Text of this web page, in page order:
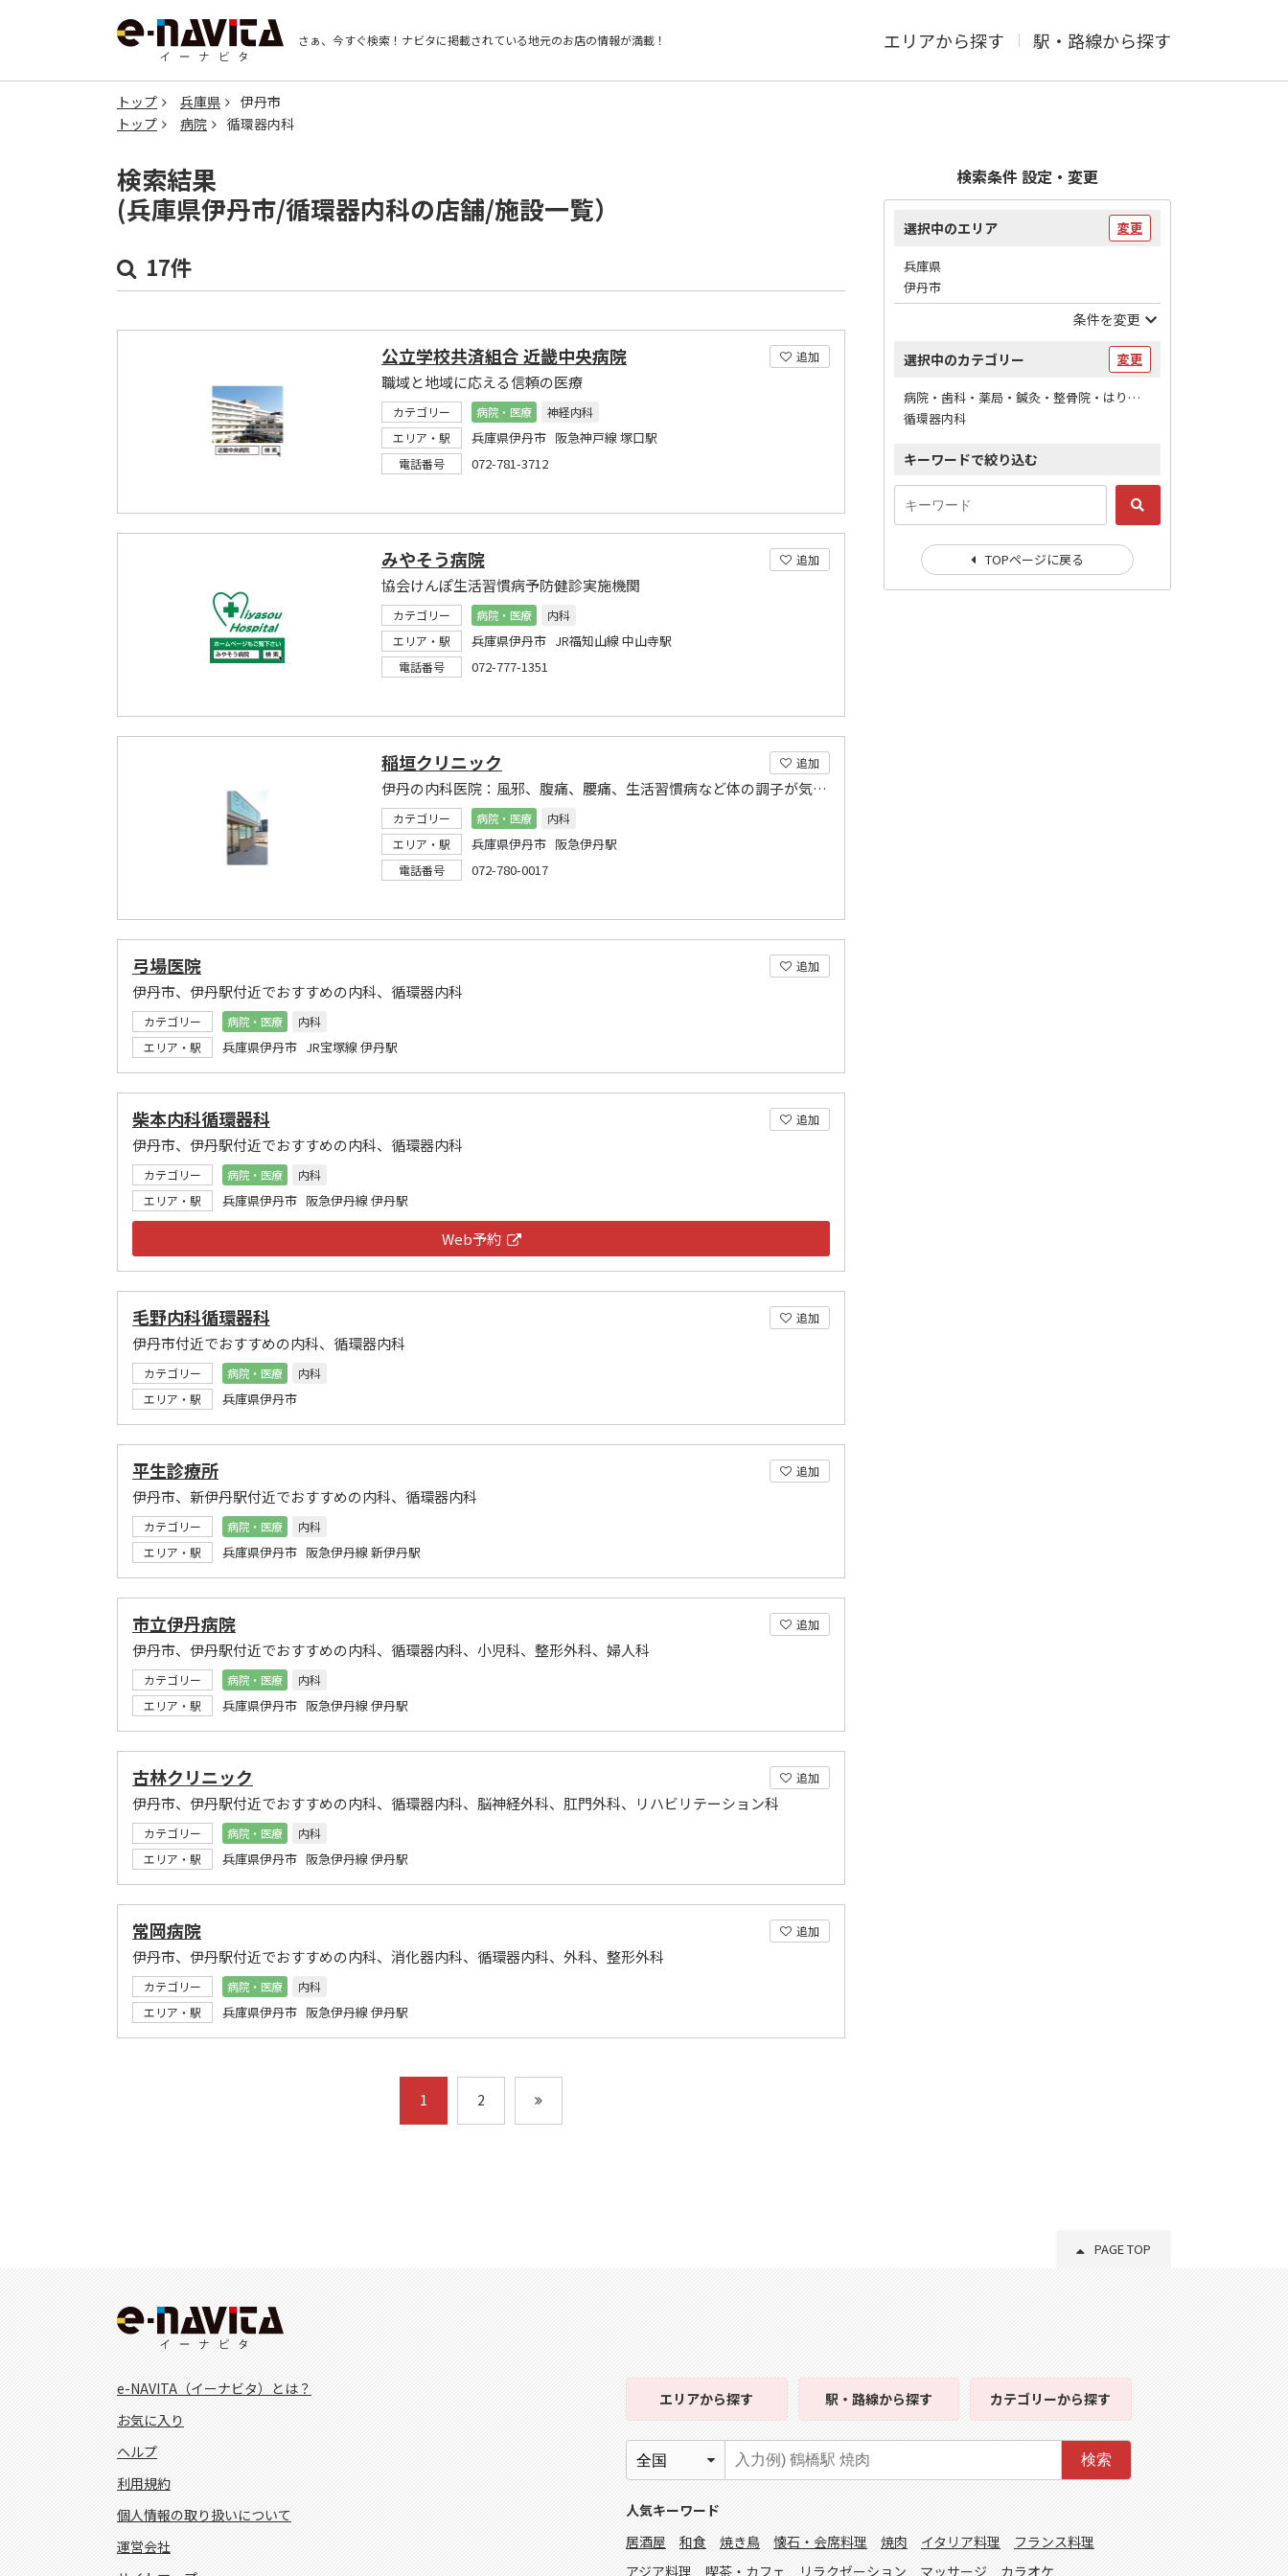
さぁ、今すぐ検索！ ナビタに掲載されている地元のお店の情報が満載！ エリアから探す 駅・路線から探す
トップ 兵庫県
伊丹市
トップ
病院 循環器内科
検索結果
(兵庫県伊丹市/循環器内科の店舗/施設一覧）
17件
追加
公立学校共済組合 近畿中央病院
職域と地域に応える信頼の医療
カテゴリー 病院・医療
神経内科
エリア・駅
兵庫県伊丹市 阪急神戸線 塚口駅
電話番号 072-781-3712
追加
みやそう病院
協会けんぽ生活習慣病予防健診実施機関
カテゴリー 病院・医療
内科
エリア・駅
兵庫県伊丹市 JR福知山線 中山寺駅
電話番号 072-777-1351
追加
稲垣クリニック
伊丹の内科医院：風邪、腹痛、腰痛、生活習慣病など体の調子が気になる方はご相談ください。
カテゴリー 病院・医療
内科
エリア・駅
兵庫県伊丹市 阪急伊丹駅
電話番号 072-780-0017
追加
弓場医院
伊丹市、伊丹駅付近でおすすめの内科、循環器内科
カテゴリー 病院・医療
内科
エリア・駅
兵庫県伊丹市 JR宝塚線 伊丹駅
追加
柴本内科循環器科
伊丹市、伊丹駅付近でおすすめの内科、循環器内科
カテゴリー 病院・医療
内科
エリア・駅
兵庫県伊丹市 阪急伊丹線 伊丹駅
Web予約
追加
毛野内科循環器科
伊丹市付近でおすすめの内科、循環器内科
カテゴリー 病院・医療
内科
エリア・駅
兵庫県伊丹市
追加
平生診療所
伊丹市、新伊丹駅付近でおすすめの内科、循環器内科
カテゴリー 病院・医療
内科
エリア・駅
兵庫県伊丹市 阪急伊丹線 新伊丹駅
追加
市立伊丹病院
伊丹市、伊丹駅付近でおすすめの内科、循環器内科、小児科、整形外科、婦人科
カテゴリー 病院・医療
内科
エリア・駅
兵庫県伊丹市 阪急伊丹線 伊丹駅
追加
古林クリニック
伊丹市、伊丹駅付近でおすすめの内科、循環器内科、脳神経外科、肛門外科、リハビリテーション科
カテゴリー 病院・医療
内科
エリア・駅
兵庫県伊丹市 阪急伊丹線 伊丹駅
追加
常岡病院
伊丹市、伊丹駅付近でおすすめの内科、消化器内科、循環器内科、外科、整形外科
カテゴリー 病院・医療
内科
エリア・駅
兵庫県伊丹市 阪急伊丹線 伊丹駅
1 2
検索条件 設定・変更
選択中のエリア 変更
兵庫県
伊丹市
条件を変更
選択中のカテゴリー 変更
病院・歯科・薬局・鍼灸・整骨院・はりマッサージ / 病院
循環器内科
キーワードで絞り込む
TOPページに戻る
PAGE TOP
e-NAVITA（イーナビタ）とは？
お気に入り
ヘルプ
利用規約
個人情報の取り扱いについて
運営会社
エリアから探す 駅・路線から探す カテゴリーから探す
検索
人気キーワード
居酒屋
和食 焼き鳥 懐石・会席料理 焼肉 イタリア料理
フランス料理
アジア料理
喫茶・カフェ リラクゼーション マッサージ カラオケ